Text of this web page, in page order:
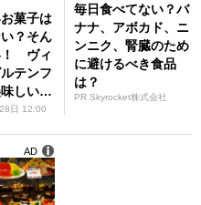
菓子は
？そん
！ ヴィ
テンフ
しいバ
日 12:00
毎日食べてない？バ
ナナ、アボカド、ニ
ンニク、腎臓のため
に避けるべき食品
は？
PR Skyrocket株式会社
AD